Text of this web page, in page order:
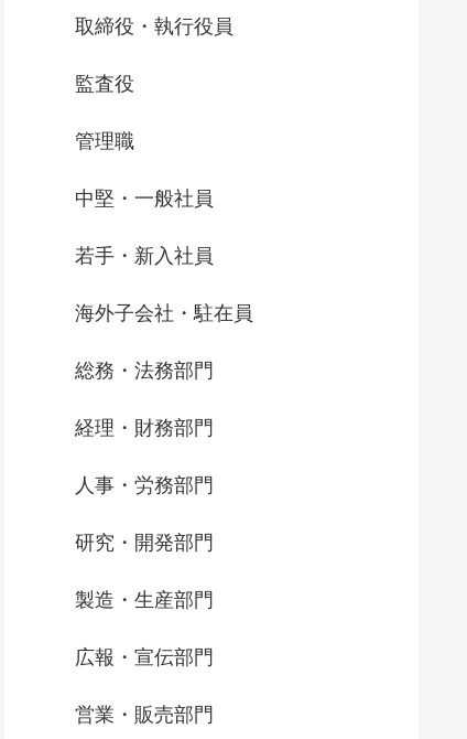
取締役・執行役員
監査役
管理職
中堅・一般社員
若手・新入社員
海外子会社・駐在員
総務・法務部門
経理・財務部門
人事・労務部門
研究・開発部門
製造・生産部門
広報・宣伝部門
営業・販売部門